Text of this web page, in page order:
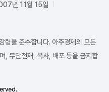
년 11월 15일
령을 준수합니다. 아주경제의 모든
, 무단전재, 복사, 배포 등을 금지합